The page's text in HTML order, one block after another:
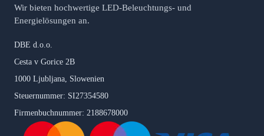
Wir bieten hochwertige LED-Beleuchtungs- und
Energielösungen an.
DBE d.o.o.
Cesta v Gorice 2B
1000 Ljubljana, Slowenien
Steuernummer: SI27354580
Firmenbuchnummer: 2188678000